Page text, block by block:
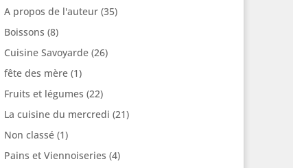
A propos de l'auteur(35)
Boissons (8)
Cuisine Savoyarde(26)
fête des mère(1)
Fruits et légumes (22)
La cuisine du mercredi (21)
Non classé(1)
Pains et Viennoiseries (4)